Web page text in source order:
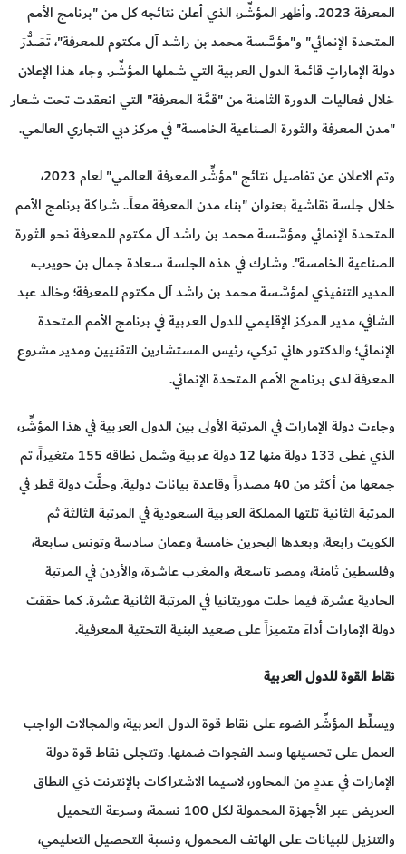
المعرفة 2023. وأظهر المؤشِّر، الذي أعلن نتائجه كل من "برنامج الأمم
المتحدة الإنمائي" و"مؤسَّسة محمد بن راشد آل مكتوم للمعرفة"، تَصَدُّرَ
دولة الإماراتِ قائمةَ الدول العربية التي شملها المؤشِّر. وجاء هذا الإعلان
خلال فعاليات الدورة الثامنة من "قمَّة المعرفة" التي انعقدت تحت شعار
"مدن المعرفة والثورة الصناعية الخامسة" في مركز دبي التجاري العالمي.
وتم الاعلان عن تفاصيل نتائج "مؤشِّر المعرفة العالمي" لعام 2023،
خلال جلسة نقاشية بعنوان "بناء مدن المعرفة معاً.. شراكة برنامج الأمم
المتحدة الإنمائي ومؤسَّسة محمد بن راشد آل مكتوم للمعرفة نحو الثورة
الصناعية الخامسة". وشارك في هذه الجلسة سعادة جمال بن حويرب،
المدير التنفيذي لمؤسَّسة محمد بن راشد آل مكتوم للمعرفة؛ وخالد عبد
الشافي، مدير المركز الإقليمي للدول العربية في برنامج الأمم المتحدة
الإنمائي؛ والدكتور هاني تركي، رئيس المستشارين التقنيين ومدير مشروع
المعرفة لدى برنامج الأمم المتحدة الإنمائي.
وجاءت دولة الإمارات في المرتبة الأولى بين الدول العربية في هذا المؤشِّر،
الذي غطى 133 دولة منها 12 دولة عربية وشمل نطاقه 155 متغيراً، تم
جمعها من أكثر من 40 مصدراً وقاعدة بيانات دولية. وحلَّت دولة قطر في
المرتبة الثانية تلتها المملكة العربية السعودية في المرتبة الثالثة ثم
الكويت رابعة، وبعدها البحرين خامسة وعمان سادسة وتونس سابعة،
وفلسطين ثامنة، ومصر تاسعة، والمغرب عاشرة، والأردن في المرتبة
الحادية عشرة، فيما حلت موريتانيا في المرتبة الثانية عشرة. كما حققت
دولة الإمارات أداءً متميزاً على صعيد البنية التحتية المعرفية.
نقاطالقوة للدول العربية
ويسلِّط المؤشِّر الضوء على نقاط قوة الدول العربية، والمجالات الواجب
العمل على تحسينها وسد الفجوات ضمنها. وتتجلى نقاط قوة دولة
الإمارات في عددٍ من المحاور، لاسيما الاشتراكات بالإنترنت ذي النطاق
العريض عبر الأجهزة المحمولة لكل 100 نسمة، وسرعة التحميل
والتنزيل للبيانات على الهاتف المحمول، ونسبة التحصيل التعليمي،